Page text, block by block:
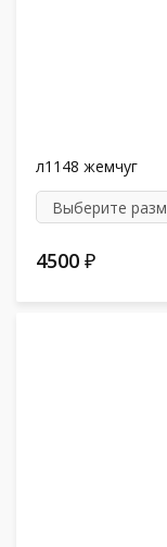
л1148 жемчуг
4500 ₽